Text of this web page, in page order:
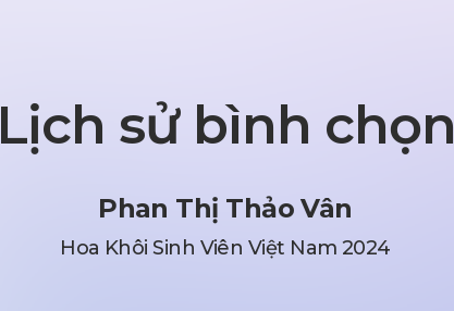
Lịch sử bình chọn
Phan Thị Thảo Vân
Hoa Khôi Sinh Viên Việt Nam 2024